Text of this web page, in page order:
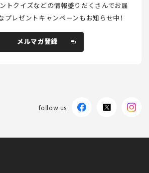
トクイズなどの情報盛りだくさんでお届
プレゼントキャンペーンもお知らせ中！
メルマガ登録
follow us